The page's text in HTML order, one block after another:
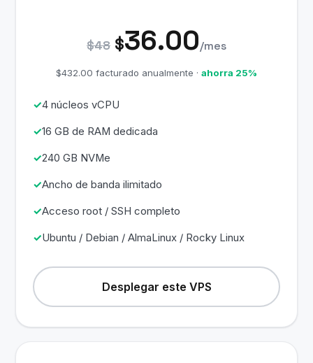
$48 $36.00/mes
$432.00 facturado anualmente · ahorra 25%
4 núcleos vCPU
16 GB de RAM dedicada
240 GB NVMe
Ancho de banda ilimitado
Acceso root / SSH completo
Ubuntu / Debian / AlmaLinux / Rocky Linux
Desplegar este VPS